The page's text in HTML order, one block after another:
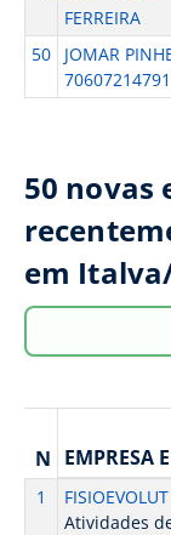
FERREIRA
50
JOMAR
70607214791
50 novas
em Italva/
N EMPRESA
1
FISIOEVOLUT
Atividades